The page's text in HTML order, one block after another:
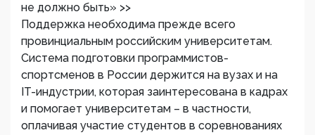
не должно быть» >>
Поддержка необходима прежде всего
провинциальным российским университетам.
Система подготовки программистов-
спортсменов в России держится на вузах и на
IT-индустрии, которая заинтересована в кадрах
и помогает университетам – в частности,
оплачивая участие студентов в соревнованиях